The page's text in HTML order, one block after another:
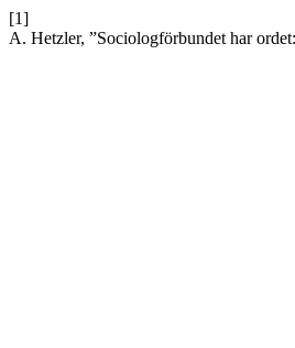
[1]
A. Hetzler, ”Sociologförbundet har